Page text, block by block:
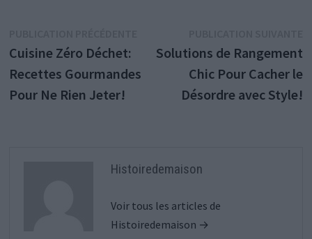
de
l’article
précédente :
Cuisine Zéro Déchet:
Recettes Gourmandes
Pour Ne Rien Jeter!
Solutions de Rangement
Chic Pour Cacher le
Désordre avec Style!
Histoiredemaison
Voir tous les articles de
Histoiredemaison →